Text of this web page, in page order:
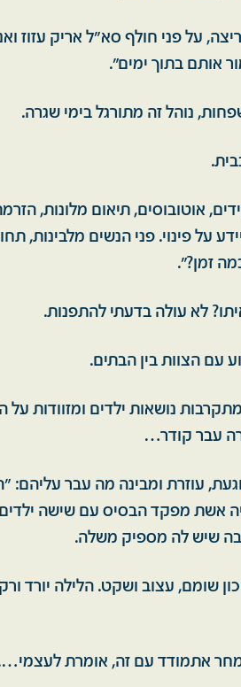
על פני חולף סא"ל אריק עזוז
אותם בתוך ימים".
נוהל זה מתורגל בימי שגרה.
אוטובוסים, תיאום מלונות,
על פינוי. פני הנשים מלבינות,
זמן?".
לא עולה בדעתי להתפנות.
עם הצוות בין הבתים.
נושאות ילדים ומזוודות על
עבר קודר…
עוזרת ומבינה מה עבר
אשת מפקד הבסיס עם שישה
שיש לה מספיק משלה.
שומם, עצוב ושקט. הלילה יורד
מחר אתמודד עם זה, אומרת